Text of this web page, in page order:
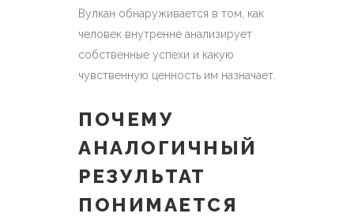
Вулкан обнаруживается в том, как
человек внутренне анализирует
собственные успехи и какую
чувственную ценность им назначает.
ПОЧЕМУ
АНАЛОГИЧНЫЙ
РЕЗУЛЬТАТ
ПОНИМАЕТСЯ